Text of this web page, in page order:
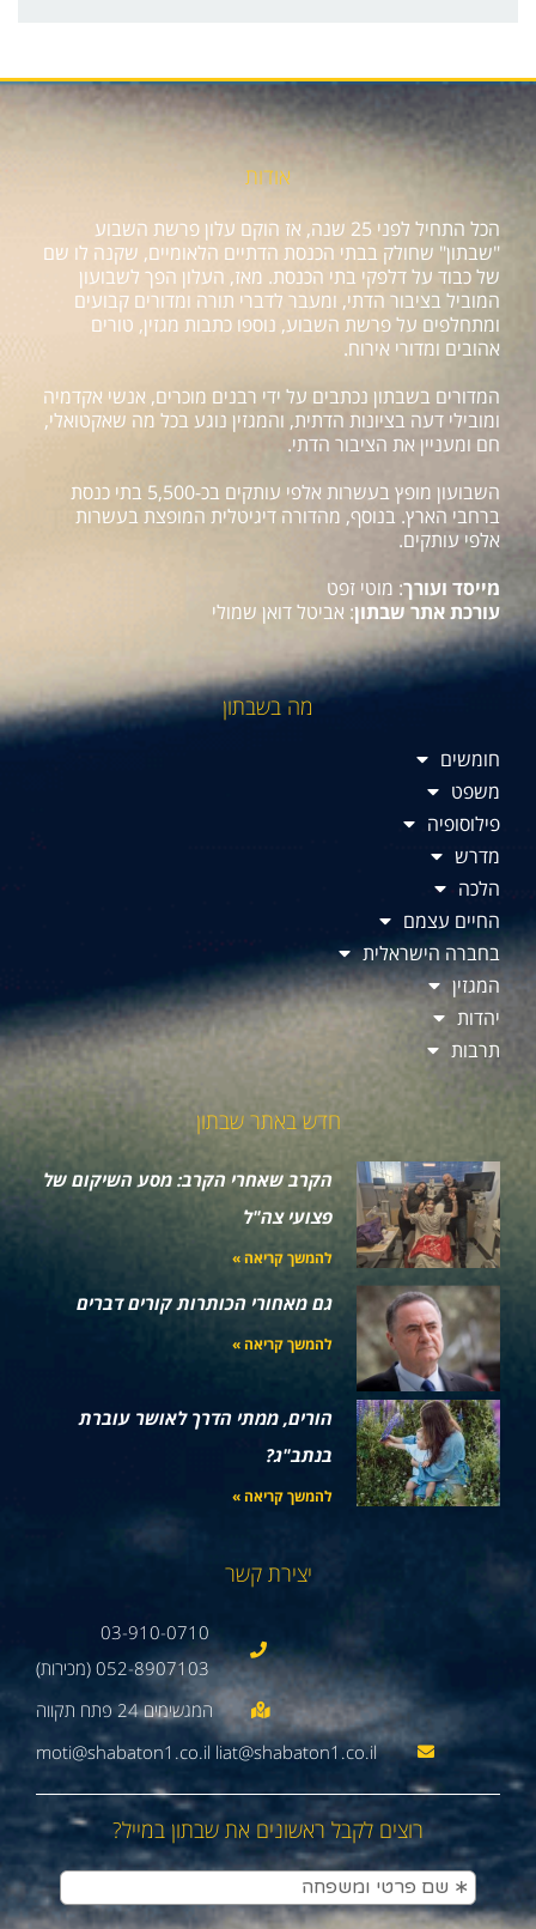
אודות
הכל התחיל לפני 25 שנה, אז הוקם עלון פרשת השבוע
"שבתון" שחולק בבתי הכנסת הדתיים הלאומיים, שקנה לו שם
של כבוד על דלפקי בתי הכנסת. מאז, העלון הפך לשבועון
המוביל בציבור הדתי, ומעבר לדברי תורה ומדורים קבועים
ומתחלפים על פרשת השבוע, נוספו כתבות מגזין, טורים
אהובים ומדורי אירוח.
המדורים בשבתון נכתבים על ידי רבנים מוכרים, אנשי אקדמיה
ומובילי דעה בציונות הדתית, והמגזין נוגע בכל מה שאקטואלי,
חם ומעניין את הציבור הדתי.
השבועון מופץ בעשרות אלפי עותקים בכ-5,500 בתי כנסת
ברחבי הארץ. בנוסף, מהדורה דיגיטלית המופצת בעשרות
אלפי עותקים.
מייסד ועורך: מוטי זפט
עורכת אתר שבתון: אביטל דואן שמולי
מה בשבתון
חומשים
משפט
פילוסופיה
מדרש
הלכה
החיים עצמם
בחברה הישראלית
המגזין
יהדות
תרבות
חדש באתר שבתון
הקרב שאחרי הקרב: מסע השיקום של
פצועי צה"ל
להמשך קריאה »
גם מאחורי הכותרות קורים דברים
להמשך קריאה »
הורים, ממתי הדרך לאושר עוברת
בנתב"ג?
להמשך קריאה »
יצירת קשר
03-910-0710
052-8907103 (מכירות)
moti@shabaton1.co.il liat@shabaton1.co.il
רוצים לקבל ראשונים את שבתון במייל?